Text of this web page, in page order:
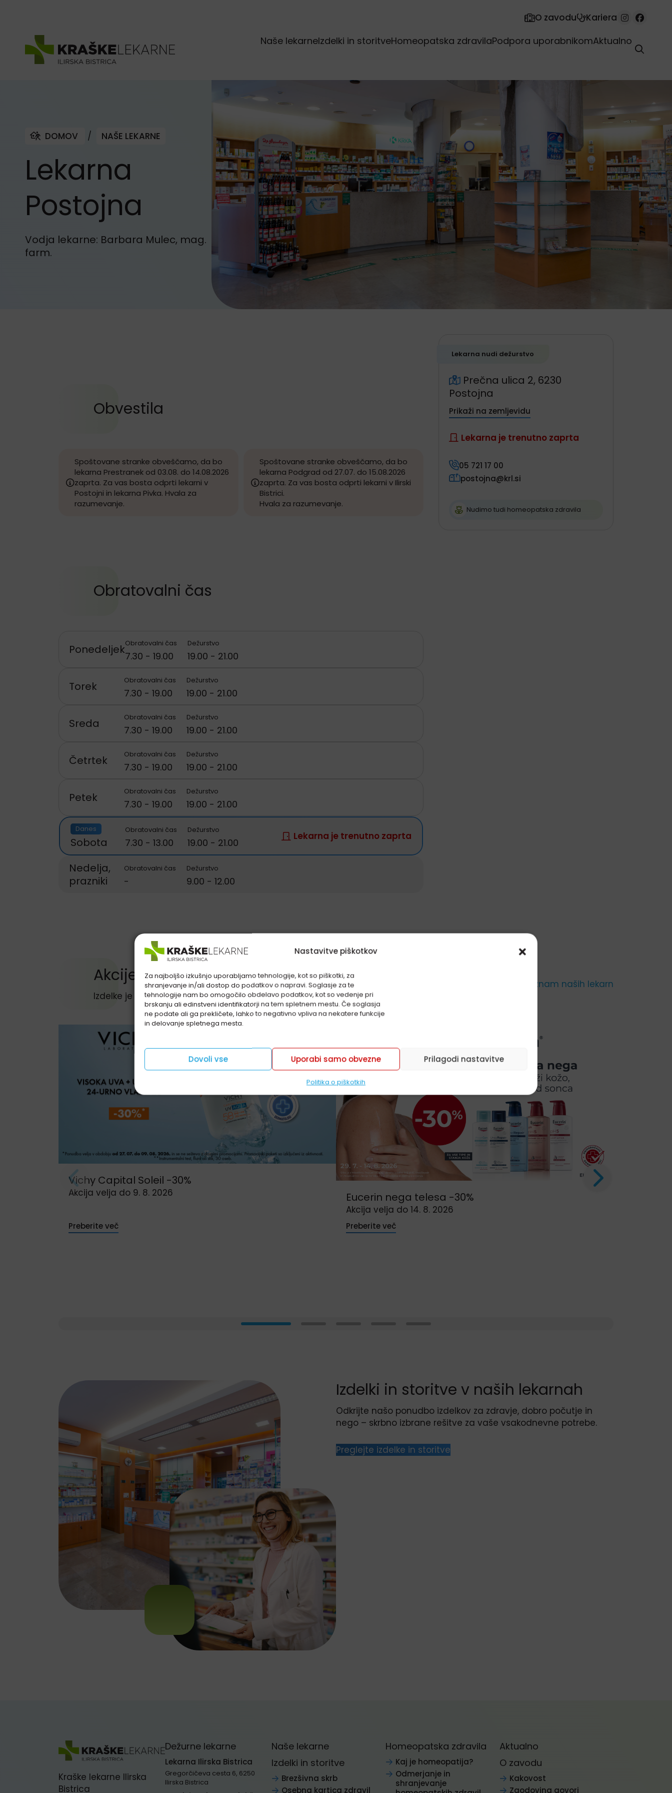
Nastavitve piškotkov
Za najboljšo izkušnjo uporabljamo tehnologije, kot so piškotki, za
shranjevanje in/ali dostop do podatkov o napravi. Soglasje za te
tehnologije nam bo omogočilo obdelavo podatkov, kot so vedenje pri
brskanju ali edinstveni identifikatorji na tem spletnem mestu. Če soglasja
ne podate ali ga prekličete, lahko to negativno vpliva na nekatere funkcije
in delovanje spletnega mesta.
Dovoli vse Uporabi samo obvezne Prilagodi nastavitve
Politika o piškotkih
O zavodu Kariera
Naše lekarneIzdelki in storitveHomeopatska zdravilaPodpora uporabnikomAktualno
DOMOV / NAŠE LEKARNE
Lekarna
Postojna
Vodja lekarne: Barbara Mulec, mag.
farm.
Obvestila
Spoštovane stranke obveščamo, da bo
lekarna Prestranek od 03.08. do 14.08.2026
zaprta. Za vas bosta odprti lekarni v
Postojni in lekarna Pivka. Hvala za
razumevanje.
Spoštovane stranke obveščamo, da bo
lekarna Podgrad od 27.07. do 15.08.2026
zaprta. Za vas bosta odprti lekarni v Ilirski
Bistrici.
Hvala za razumevanje.
Obratovalni čas
PonedeljekObratovalni čas
7.30 - 19.00
Dežurstvo
19.00 - 21.00
Torek Obratovalni čas
7.30 - 19.00
Dežurstvo
19.00 - 21.00
Sreda Obratovalni čas
7.30 - 19.00
Dežurstvo
19.00 - 21.00
Četrtek Obratovalni čas
7.30 - 19.00
Dežurstvo
19.00 - 21.00
Petek Obratovalni čas
7.30 - 19.00
Dežurstvo
19.00 - 21.00
Danes
Sobota
Obratovalni čas
7.30 - 13.00
Dežurstvo
19.00 - 21.00
Lekarna je trenutno zaprta
Nedelja,
prazniki
Obratovalni čas
-
Dežurstvo
9.00 - 12.00
Generalne informacije
Lekarna nudi dežurstvo
Prečna ulica 2, 6230
Postojna
Prikaži na zemljevidu
Lekarna je trenutno zaprta
05 721 17 00
postojna@krl.si
Nudimo tudi homeopatska zdravila
Preskoči sekcijo Akcije in ugodnosti
Akcije in ugodnosti v naših lekarnah
Izdelke je možno kupiti izključno v fizičnih lekarnah in niso na voljo za spletni nakup.
Preglejte seznam naših lekarn
Vichy Capital Soleil -30%
Akcija velja do 9. 8. 2026
Preberite več
Eucerin nega telesa -30%
Akcija velja do 14. 8. 2026
Preberite več
Izdelki in storitve v naših lekarnah
Odkrijte našo ponudbo izdelkov za zdravje, dobro počutje in
nego – skrbno izbrane rešitve za vaše vsakodnevne potrebe.
Preglejte izdelke in storitve
Kraške lekarne Ilirska
Bistrica
Dežurne lekarne
Lekarna Ilirska Bistrica
Gregorčičeva cesta 6, 6250
Ilirska Bistrica
Naše lekarne
Izdelki in storitve
Brezšivna skrb
Osebna kartica zdravil
Homeopatska zdravila
Kaj je homeopatija?
Odmerjanje in
shranjevanje
Aktualno
O zavodu
Kakovost
Zgodovina govori